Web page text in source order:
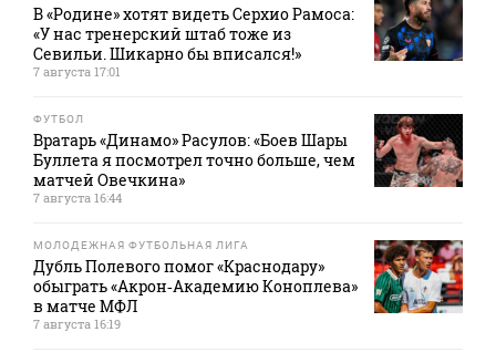
В «Родине» хотят видеть Серхио Рамоса:
«У нас тренерский штаб тоже из
Севильи. Шикарно бы вписался!»
7 августа 17:01
ФУТБОЛ
Вратарь «Динамо» Расулов: «Боев Шары
Буллета я посмотрел точно больше, чем
матчей Овечкина»
7 августа 16:44
МОЛОДЕЖНАЯ ФУТБОЛЬНАЯ ЛИГА
Дубль Полевого помог «Краснодару»
обыграть «Акрон‑Академию Коноплева»
в матче МФЛ
7 августа 16:19